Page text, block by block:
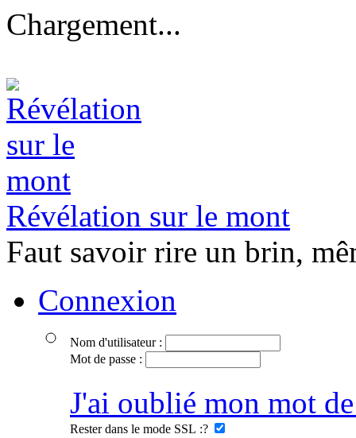
Chargement...
Révélation sur le mont
Faut savoir rire un brin,
Connexion
Nom d'utilisateur :
Mot de passe :
J'ai oublié mon mot de
Rester dans le mode SSL :?